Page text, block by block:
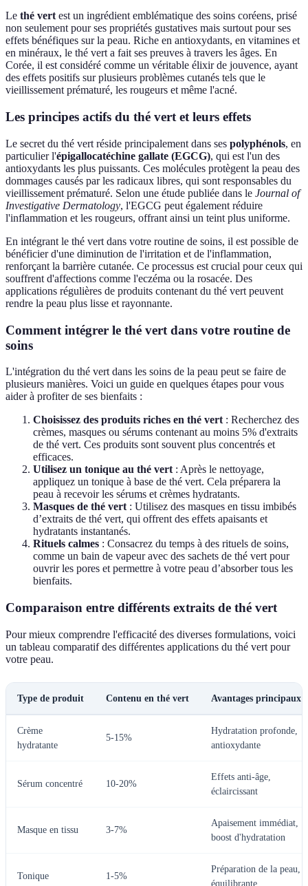
Le thé vertest un ingrédient emblématique des soins coréens, prisé
non seulement pour ses propriétés gustatives mais surtout pour ses
effets bénéfiques sur la peau. Riche en antioxydants, en vitamines et
en minéraux, le thé vert a fait ses preuves à travers les âges. En
Corée, il est considéré comme un véritable élixir de jouvence, ayant
des effets positifs sur plusieurs problèmes cutanés tels que le
vieillissement prématuré, les rougeurs et même l'acné.
Les principes actifs du thé vert et leurs effets
Le secret du thé vert réside principalement dans ses polyphénols, en
particulier l'épigallocatéchine gallate (EGCG), qui est l'un des
antioxydants les plus puissants. Ces molécules protègent la peau des
dommages causés par les radicaux libres, qui sont responsables du
vieillissement prématuré. Selon une étude publiée dans le Journal of
Investigative Dermatology, l'EGCG peut également réduire
l'inflammation et les rougeurs, offrant ainsi un teint plus uniforme.
En intégrant le thé vert dans votre routine de soins, il est possible de
bénéficier d'une diminution de l'irritation et de l'inflammation,
renforçant la barrière cutanée. Ce processus est crucial pour ceux qui
souffrent d'affections comme l'eczéma ou la rosacée. Des
applications régulières de produits contenant du thé vert peuvent
rendre la peau plus lisse et rayonnante.
Comment intégrer le thé vert dans votre routine de
soins
L'intégration du thé vert dans les soins de la peau peut se faire de
plusieurs manières. Voici un guide en quelques étapes pour vous
aider à profiter de ses bienfaits :
Choisissez des produits riches en thé vert : Recherchez des
crèmes, masques ou sérums contenant au moins 5% d'extraits
de thé vert. Ces produits sont souvent plus concentrés et
efficaces.
Utilisez un tonique au thé vert : Après le nettoyage,
appliquez un tonique à base de thé vert. Cela préparera la
peau à recevoir les sérums et crèmes hydratants.
Masques de thé vert : Utilisez des masques en tissu imbibés
d’extraits de thé vert, qui offrent des effets apaisants et
hydratants instantanés.
Rituels calmes : Consacrez du temps à des rituels de soins,
comme un bain de vapeur avec des sachets de thé vert pour
ouvrir les pores et permettre à votre peau d’absorber tous les
bienfaits.
Comparaison entre différents extraits de thé vert
Pour mieux comprendre l'efficacité des diverses formulations, voici
un tableau comparatif des différentes applications du thé vert pour
votre peau.
Type de produit Contenu en thé vert Avantages principaux
Crème
hydratante
5-15%
Hydratation profonde,
antioxydante
Sérum concentré 10-20%
Effets anti-âge,
éclaircissant
Masque en tissu 3-7%
Apaisement immédiat,
boost d'hydratation
Tonique 1-5%
Préparation de la peau,
équilibrante